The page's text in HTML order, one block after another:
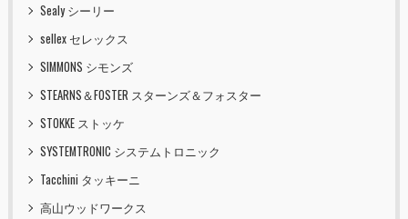
Sealy シーリー
sellex セレックス
SIMMONS シモンズ
STEARNS＆FOSTER スターンズ＆フォスター
STOKKE ストッケ
SYSTEMTRONIC システムトロニック
Tacchini タッキーニ
高山ウッドワークス